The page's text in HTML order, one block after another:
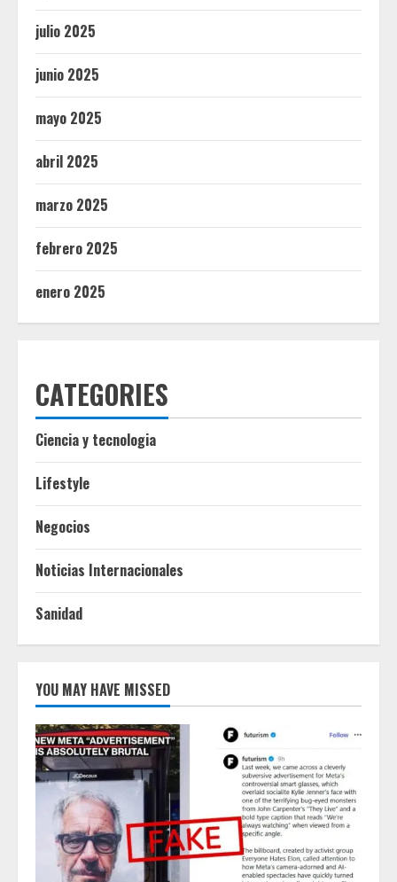
julio 2025
junio 2025
mayo 2025
abril 2025
marzo 2025
febrero 2025
enero 2025
CATEGORIES
Ciencia y tecnologia
Lifestyle
Negocios
Noticias Internacionales
Sanidad
YOU MAY HAVE MISSED